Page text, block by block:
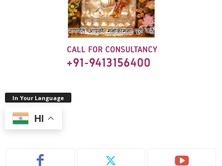
In Your Language
HI